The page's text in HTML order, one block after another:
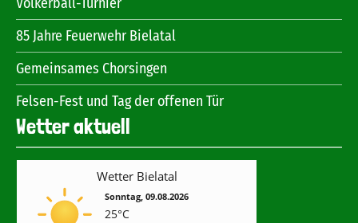
85 Jahre Feuerwehr Bielatal
Gemeinsames Chorsingen
Felsen-Fest und Tag der offenen Tür
Wetter aktuell
Wetter Bielatal
Sonntag, 09.08.2026
25°C